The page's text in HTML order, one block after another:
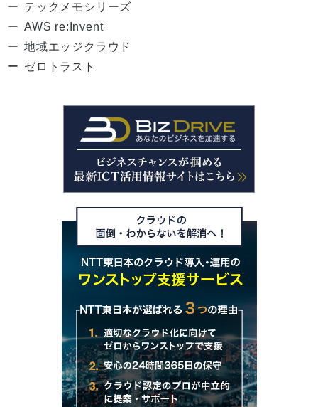
テックメモシリーズ
AWS re:Invent
地域エッジクラウド
ゼロトラスト